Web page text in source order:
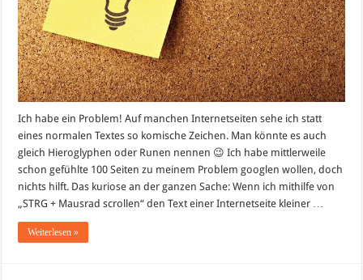
Ich habe ein Problem! Auf manchen Internetseiten sehe ich statt
eines normalen Textes so komische Zeichen. Man könnte es auch
gleich Hieroglyphen oder Runen nennen 😉 Ich habe mittlerweile
schon gefühlte 100 Seiten zu meinem Problem googlen wollen, doch
nichts hilft. Das kuriose an der ganzen Sache: Wenn ich mithilfe von
„STRG + Mausrad scrollen“ den Text einer Internetseite kleiner …
Weiterlesen »